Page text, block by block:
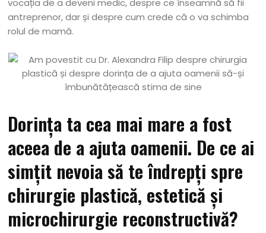
vocația de a deveni medic, despre ce înseamnă să fii
antreprenor, dar și despre cum crede că o va schimba
rolul de mamă.
Dorința ta cea mai mare a fost
aceea de a ajuta oamenii. De ce ai
simțit nevoia să te îndrepți spre
chirurgie plastică, estetică și
microchirurgie reconstructivă?